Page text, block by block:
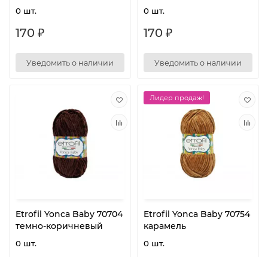
0 шт.
170 ₽
Уведомить о наличии
0 шт.
170 ₽
Уведомить о наличии
Etrofil Yonca Baby 70704
темно-коричневый
0 шт.
Лидер продаж!
Etrofil Yonca Baby 70754
карамель
0 шт.